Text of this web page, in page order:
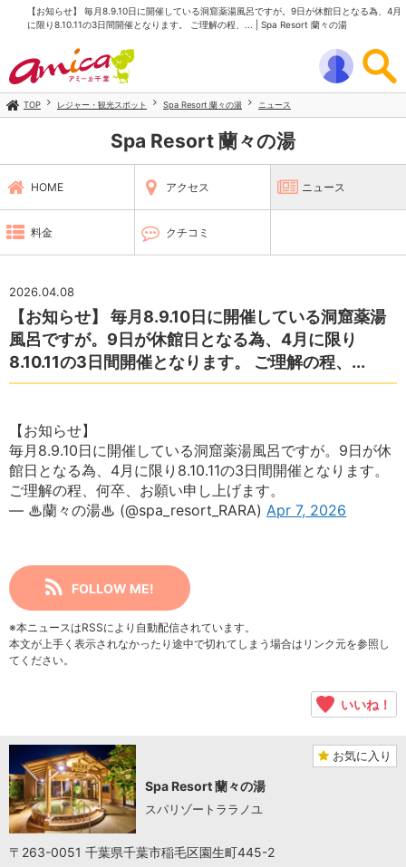
【お知らせ】 毎月8.9.10日に開催している洞窟薬湯風呂ですが。9日が休館日となる為、4月
に限り8.10.11の3日間開催となります。 ご理解の程、... | Spa Resort 蘭々の湯
TOP レジャー・観光スポット Spa Resort 蘭々の湯 ニュース
Spa Resort 蘭々の湯
HOME アクセス ニュース
料金 クチコミ
2026.04.08
【お知らせ】 毎月8.9.10日に開催している洞窟薬湯
風呂ですが。9日が休館日となる為、4月に限り
8.10.11の3日間開催となります。 ご理解の程、...
【お知らせ】
毎月8.9.10日に開催している洞窟薬湯風呂ですが。9日が休
館日となる為、4月に限り8.10.11の3日間開催となります。
ご理解の程、何卒、お願い申し上げます。
— ♨蘭々の湯♨ (@spa_resort_RARA) Apr 7, 2026
FOLLOW ME!
※本ニュースはRSSにより自動配信されています。
本文が上手く表示されなかったり途中で切れてしまう場合はリンク元を参照し
てください。
いいね！
お気に入り
Spa Resort 蘭々の湯
スパリゾートララノユ
〒263-0051 千葉県千葉市稲毛区園生町445-2